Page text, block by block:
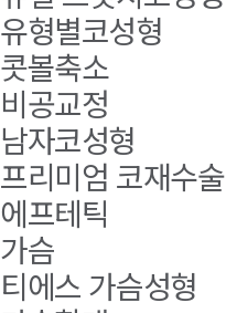
유형별코성형
콧볼축소
비공교정
남자코성형
프리미엄 코재수술
에프테틱
가슴
티에스 가슴성형